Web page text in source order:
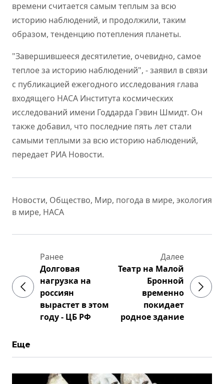
времени считается самым теплым за всю
историю наблюдений, и продолжили, таким
образом, тенденцию потепления планеты.
"Завершившееся десятилетие, очевидно, самое
теплое за историю наблюдений", - заявил в связи
с публикацией ежегодного исследования глава
входящего НАСА Института космических
исследований имени Годдарда Гэвин Шмидт. Он
также добавил, что последние пять лет стали
самыми теплыми за всю историю наблюдений,
передает РИА Новости.
Новости, Общество, Мир, погода в мире, экология
в мире, НАСА
Ранее
Долговая
нагрузка на
россиян
вырастет в этом
году - ЦБ РФ
Далее
Театр на Малой
Бронной
временно
покидает
родное здание
Еще